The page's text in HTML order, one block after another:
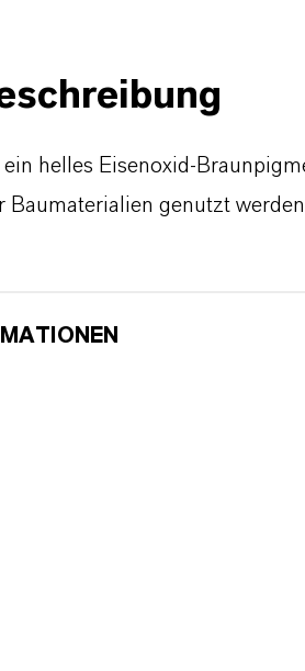
helles Eisenoxid-
Baumaterialien genutzt